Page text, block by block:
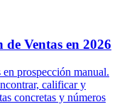
Ventas en 2026
prospección manual.
calificar y
concretas y números